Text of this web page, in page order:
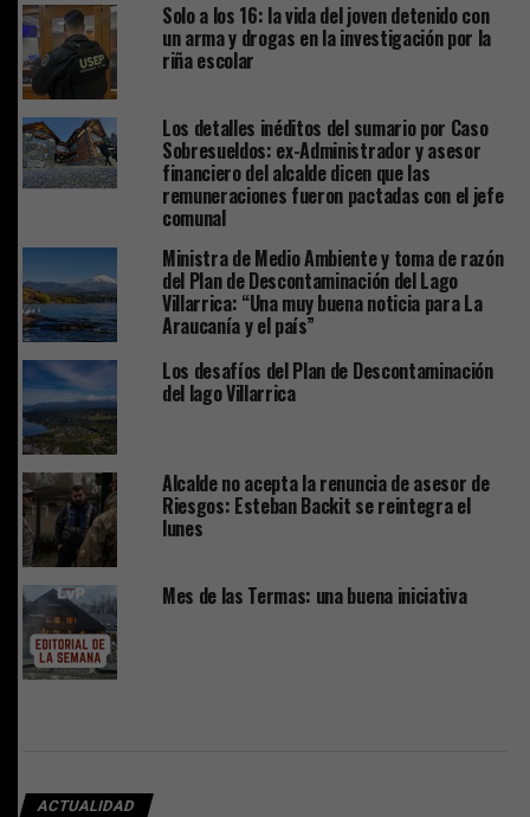
Solo a los 16: la vida del joven detenido con
un arma y drogas en la investigación por la
riña escolar
Los detalles inéditos del sumario por Caso
Sobresueldos: ex-Administrador y asesor
financiero del alcalde dicen que las
remuneraciones fueron pactadas con el jefe
comunal
Ministra de Medio Ambiente y toma de razón
del Plan de Descontaminación del Lago
Villarrica: “Una muy buena noticia para La
Araucanía y el país”
Los desafíos del Plan de Descontaminación
del lago Villarrica
Alcalde no acepta la renuncia de asesor de
Riesgos: Esteban Backit se reintegra el
lunes
Mes de las Termas: una buena iniciativa
ACTUALIDAD